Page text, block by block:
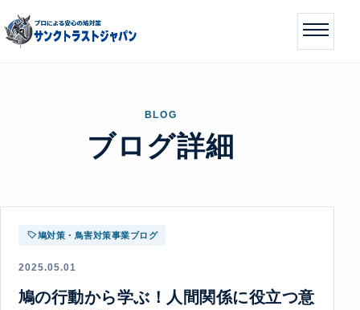
BLOG
ブログ詳細
鳩対策・鳥害対策事業ブログ
2025.05.01
鳩の行動から学ぶ！人間関係に役立つ意